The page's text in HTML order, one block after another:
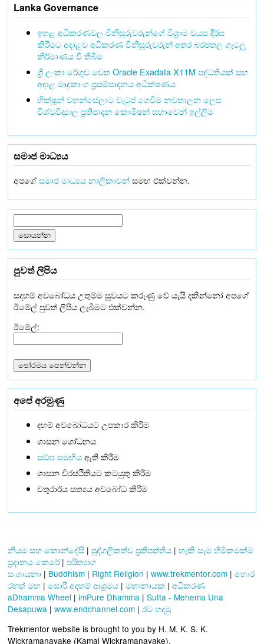
Lanka Governance
ඉහළ අධිකරණවල විනිසුරුවරුන්ගේ විශ්‍රාම වයස දීර්ඝ
කිරීමට අදාළව අධිකරණ විනිසුරුවරුන් අතර බරපතල ගැටලු
නිර්මාණය වී තිබීම
ශ්‍රී ලංකා රේගුව වෙත Oracle Exadata X11M පද්ධතියක් සහ
අදාළ මෘදුකාංග ප්‍රසම්පාදනය අධීක්ෂණය
භික්ෂූන් වහන්සේලාට වැටුප් ගෙවීම නවතාලන ලෙස
විශ්වවිද්‍යාල ප්‍රතිපාදන කොමිෂන් සභාවෙන් ඉල්ලීම
සමාජ මාධ්‍යය
අපගේසමාජ මාධ්‍යය නාලිකාවන්සමඟ එක්වන්න.
පුවත් ලිපිය
සදහම් අවබෝධය උතුම්ම සුවයට කරුණු වේ යැයි දකින්නෝ අපගේ
ඊමේල් පුවත් ලිපිය ලැබීමට එක්වන්න.
ඊමේල්:
අපේ අරමුණු
දහම් අවබෝධයට උපකාර කිරීම
ශාසන ශෝධනය
සඞ්‌ඝ සමඟියඇති කිරීම
ශාසන චිරස්ථිතියට කටයුතු කිරීම
චතුරාර්ය සත්‍යය අවබෝධ කිරීම
නියම සහ කොන්දේසි | පුද්ගලිකත්ව ප්‍රතිපත්තිය | හැකි සෑම හිමිකමක්ම
ප්‍රදානය කෙරේ | පරිත්‍යාග
සංගායනා | Buddhism | Right Religion | www.trekmentor.com | හොර
රහත් මඟ | සොරි අදහම් ආශ්‍රමය | මහානායක | අධිකරණ
aDhamma Wheel | imPure Dhamma | Sutta - Mehema Una
Desapuwa | www.endchannel.com | රට හදමු
Trekmentor website is brought to you by H. M. K. S. K.
Wickramanayake (Kamal Wickramanayake).